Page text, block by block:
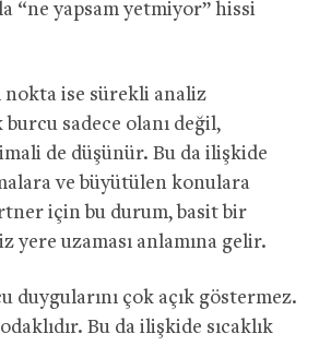
“ne yapsam yetmiyor” hissi
nokta ise sürekli analiz
burcu sadece olanı değil,
de düşünür. Bu da ilişkide
ve büyütülen konulara
için bu durum, basit bir
yere uzaması anlamına gelir.
duygularını çok açık göstermez.
Bu da ilişkide sıcaklık